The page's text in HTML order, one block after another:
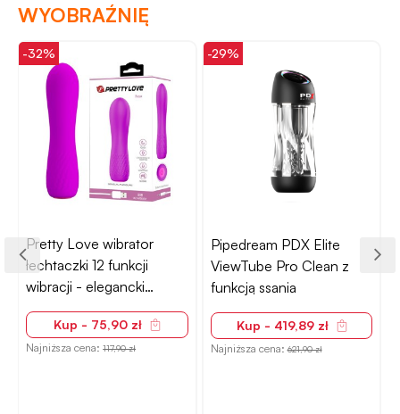
WYOBRAŹNIĘ
-32%
Pretty Love wibrator
łechtaczki 12 funkcji
wibracji - elegancki
design
Kup - 75,90 zł
Najniższa cena:117,90 zł
-29%
Pipedream PDX Elite
ViewTube Pro Clean z
funkcją ssania
Kup - 419,89 zł
Najniższa cena:621,90 zł